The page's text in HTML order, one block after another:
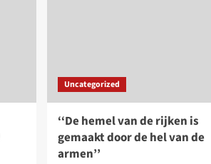
Uncategorized
‘‘De hemel van de rijken is
gemaakt door de hel van de
armen’’